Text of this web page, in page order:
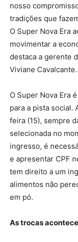
nosso
tradições que
O Super Nova Era
movimentar a
destaca a gerente
Viviane Cavalcante.
O Super Nova Era
para a pista social.
feira (15), sempre
selecionada no
ingresso, é
e apresentar CPF
tem direito a um
alimentos não
em pó.
As trocas